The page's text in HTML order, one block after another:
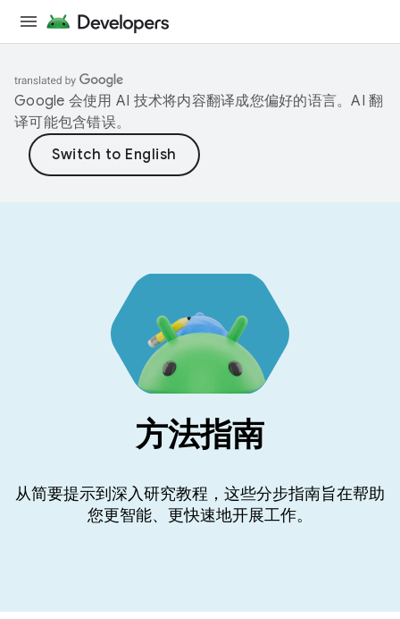
Google 会使用 AI 技术将内容翻译成您偏好的语言。AI 翻
译可能包含错误。
方法指南
从简要提示到深入研究教程，这些分步指南旨在帮助
您更智能、更快速地开展工作。